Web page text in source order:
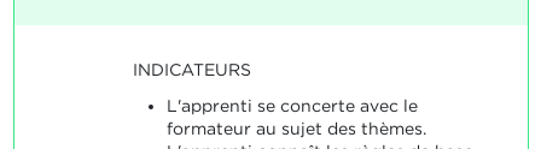
INDICATEURS
L'apprenti se concerte avec le
formateur au sujet des thèmes.